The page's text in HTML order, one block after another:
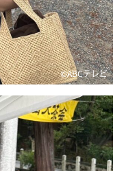
©ABCテレビ